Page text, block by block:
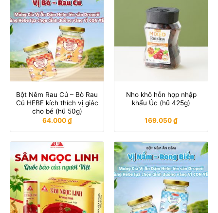
Bột Nêm Rau Củ – Bò Rau
Củ HEBE kích thích vị giác
cho bé (hũ 50g)
64.000₫
Nho khô hỗn hợp nhập
khẩu Úc (hũ 425g)
169.050₫